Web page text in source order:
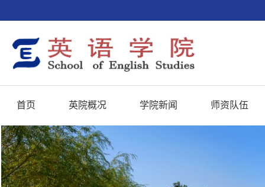
首页 英院概况 学院新闻 师资队伍